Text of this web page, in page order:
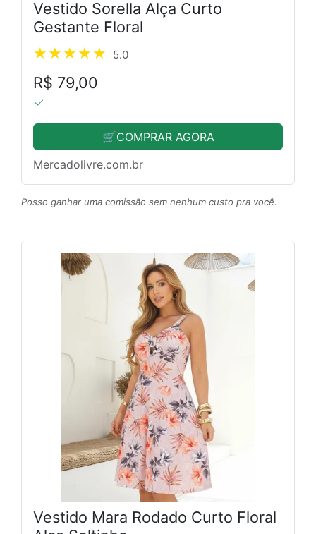
Vestido Sorella Alça Curto
Gestante Floral
5.0
R$ 79,00
🛒COMPRAR AGORA
Mercadolivre.com.br
Posso ganhar uma comissão sem nenhum custo pra você.
Vestido Mara Rodado Curto Floral